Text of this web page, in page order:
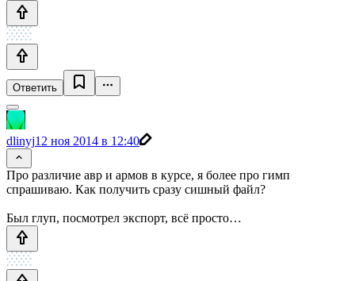
Ответить
dlinyj12 ноя 2014 в 12:40
Про различие авр и армов в курсе, я более про гимп
спрашиваю. Как получить сразу сишный файл?
Был глуп, посмотрел экспорт, всё просто…